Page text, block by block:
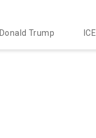
Donald Trump ICE